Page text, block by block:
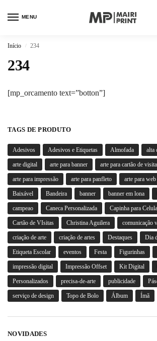
MENU
Início / 234
234
[mp_orcamento text=”botton”]
TAGS DE PRODUTO
Adesivos Adesivos e Etiquetas Almofada alta
arte digital arte para banner arte para cartão de visita
arte para impressão arte para panfleto arte para web
Baixável Bandeira banner banner em lona
campeao Caneca Personalizada Capinha para
Cartão de VIsitas Christina Aguilera comunicação
criação de arte criação de artes Destaques Dia
Etiqueta Escolar eventos Festa Figurinhas
impressão digital Impressão Offset Kit Digital
Personalizados precisa-de-arte publicidade
serviço de design Topo de Bolo Álbum Ímã
NOVIDADES